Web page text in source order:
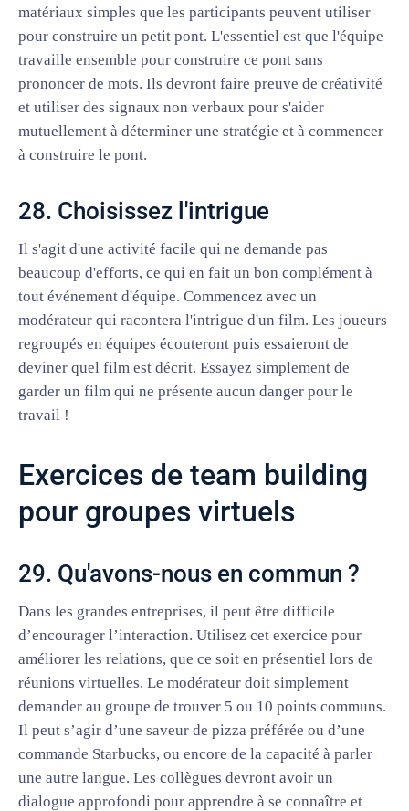
matériaux simples que les participants peuvent utiliser
pour construire un petit pont. L'essentiel est que l'équipe
travaille ensemble pour construire ce pont sans
prononcer de mots. Ils devront faire preuve de créativité
et utiliser des signaux non verbaux pour s'aider
mutuellement à déterminer une stratégie et à commencer
à construire le pont.
28. Choisissez l'intrigue
Il s'agit d'une activité facile qui ne demande pas
beaucoup d'efforts, ce qui en fait un bon complément à
tout événement d'équipe. Commencez avec un
modérateur qui racontera l'intrigue d'un film. Les joueurs
regroupés en équipes écouteront puis essaieront de
deviner quel film est décrit. Essayez simplement de
garder un film qui ne présente aucun danger pour le
travail !
Exercices de team building
pour groupes virtuels
29. Qu'avons-nous en commun ?
Dans les grandes entreprises, il peut être difficile
d’encourager l’interaction. Utilisez cet exercice pour
améliorer les relations, que ce soit en présentiel lors de
réunions virtuelles. Le modérateur doit simplement
demander au groupe de trouver 5 ou 10 points communs.
Il peut s’agir d’une saveur de pizza préférée ou d’une
commande Starbucks, ou encore de la capacité à parler
une autre langue. Les collègues devront avoir un
dialogue approfondi pour apprendre à se connaître et